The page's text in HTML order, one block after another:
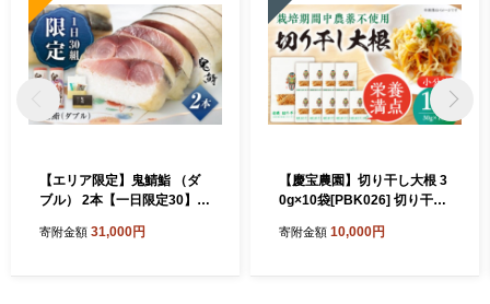
【エリア限定】鬼鯖鮨 （ダ
ブル） 2本【一日限定30】
五島市/三井楽水産[PBP002]
寄附金額 31,000円
【慶宝農園】切り干し大根 3
0g×10袋[PBK026] 切り干し
こん 小分け 野菜 乾物 乾燥
寄附金額 10,000円